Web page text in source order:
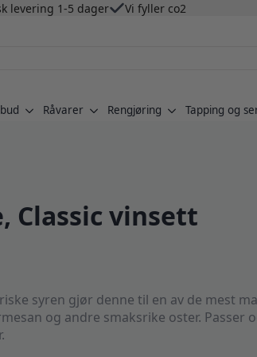
levering 1-5 dager Vi fyller co2
Råvarer Rengjøring Tapping og
Classic vinsett
syren gjør denne til en av de mest
og andre smaksrike oster.